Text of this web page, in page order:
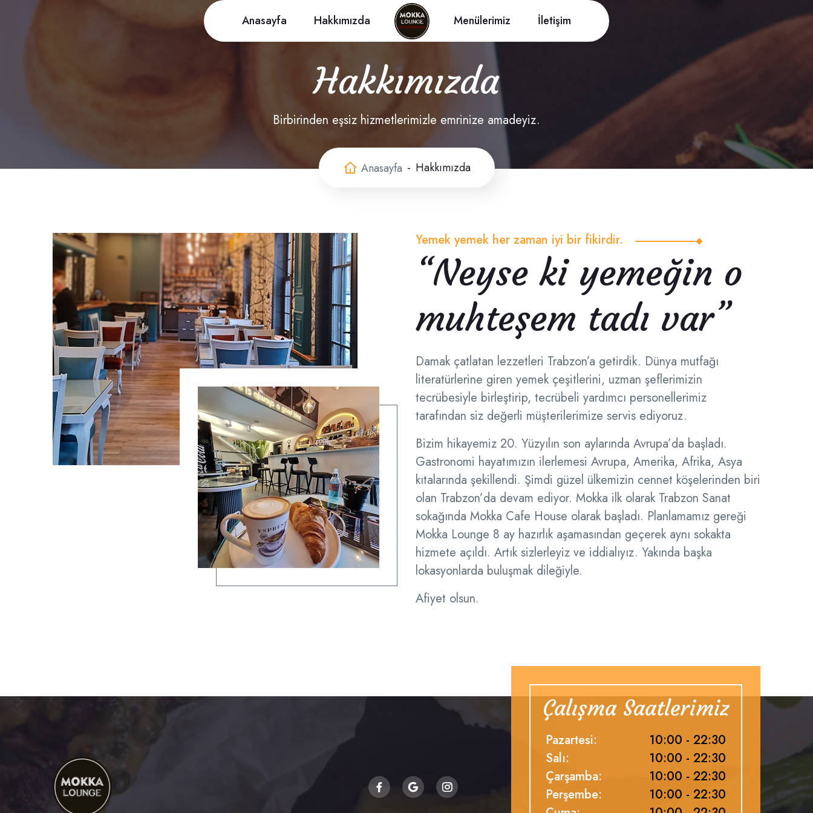
Anasayfa Hakkımızda Menülerimiz İletişim
Hakkımızda
Birbirinden eşsiz hizmetlerimizle emrinize amadeyiz.
Anasayfa Hakkımızda
Yemek yemek her zaman iyi bir fikirdir.
“Neyse ki yemeğin o
muhteşem tadı var”
Damak çatlatan lezzetleri Trabzon’a getirdik. Dünya mutfağı
literatürlerine giren yemek çeşitlerini, uzman şeflerimizin
tecrübesiyle birleştirip, tecrübeli yardımcı personellerimiz
tarafından siz değerli müşterilerimize servis ediyoruz.
Bizim hikayemiz 20. Yüzyılın son aylarında Avrupa’da başladı.
Gastronomi hayatımızın ilerlemesi Avrupa, Amerika, Afrika, Asya
kıtalarında şekillendi. Şimdi güzel ülkemizin cennet köşelerinden biri
olan Trabzon’da devam ediyor. Mokka ilk olarak Trabzon Sanat
sokağında Mokka Cafe House olarak başladı. Planlamamız gereği
Mokka Lounge 8 ay hazırlık aşamasından geçerek aynı sokakta
hizmete açıldı. Artık sizlerleyiz ve iddialıyız. Yakında başka
lokasyonlarda buluşmak dileğiyle.
Afiyet olsun.
Çalışma Saatlerimiz
Pazartesi:
10:00 - 22:30
Salı:
10:00 - 22:30
Çarşamba:
10:00 - 22:30
Perşembe:
10:00 - 22:30